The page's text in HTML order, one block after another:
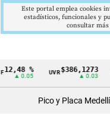
Cintillo
12,48 %
▲ 0.05
UVR$386,1273
▲ 0.03
Pico y Placa
Este portal emplea cookies
estadísticos, funcionales y
consultar